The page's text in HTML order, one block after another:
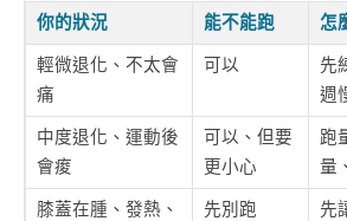
你的狀況 能不能跑
怎
輕微退化、不太會
痛
可以
先
週
中度退化、運動後
會痠
可以、但要
更小心
跑
量
膝蓋在腫、發熱、
先別跑
先